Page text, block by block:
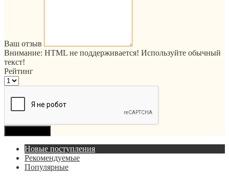
Ваш отзыв
Внимание: HTML не поддерживается! Используйте обычный
текст!
Рейтинг
Новые поступления
Рекомендуемые
Популярные